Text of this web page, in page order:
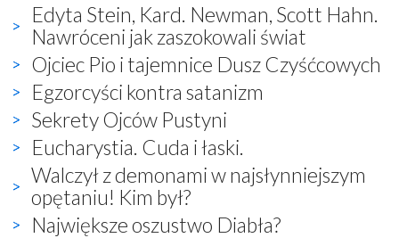
Edyta Stein, Kard. Newman, Scott Hahn.
Nawróceni jak zaszokowali świat
Ojciec Pio i tajemnice Dusz Czyśćcowych
Egzorcyści kontra satanizm
Sekrety Ojców Pustyni
Eucharystia. Cuda i łaski.
Walczył z demonami w najsłynniejszym
opętaniu! Kim był?
Największe oszustwo Diabła?